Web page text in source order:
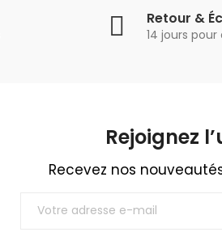
Retour &
14 jours
Rejoignez
Recevez nos